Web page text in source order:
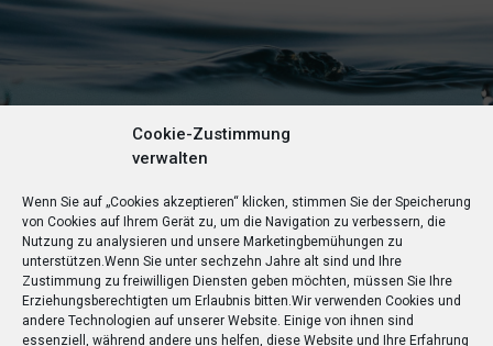
Cookie-Zustimmung
verwalten
Wenn Sie auf „Cookies akzeptieren“ klicken, stimmen Sie der Speicherung
von Cookies auf Ihrem Gerät zu, um die Navigation zu verbessern, die
Nutzung zu analysieren und unsere Marketingbemühungen zu
unterstützen.Wenn Sie unter sechzehn Jahre alt sind und Ihre
Zustimmung zu freiwilligen Diensten geben möchten, müssen Sie Ihre
Erziehungsberechtigten um Erlaubnis bitten.Wir verwenden Cookies und
andere Technologien auf unserer Website. Einige von ihnen sind
essenziell, während andere uns helfen, diese Website und Ihre Erfahrung